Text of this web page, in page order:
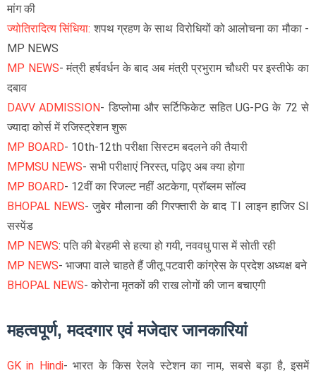
मांग की
ज्योतिरादित्य सिंधिया: शपथ ग्रहण के साथ विरोधियों को आलोचना का मौका -
MP NEWS
MP NEWS- मंत्री हर्षवर्धन के बाद अब मंत्री प्रभुराम चौधरी पर इस्तीफे का
दबाव
DAVV ADMISSION- डिप्लोमा और सर्टिफिकेट सहित UG-PG के 72 से
ज्यादा कोर्स में रजिस्ट्रेशन शुरू
MP BOARD- 10th-12th परीक्षा सिस्टम बदलने की तैयारी
MPMSU NEWS- सभी परीक्षाएं निरस्त, पढ़िए अब क्या होगा
MP BOARD- 12वीं का रिजल्ट नहीं अटकेगा, प्रॉब्लम सॉल्व
BHOPAL NEWS- जुबेर मौलाना की गिरफ्तारी के बाद TI लाइन हाजिर SI
सस्पेंड
MP NEWS: पति की बेरहमी से हत्या हो गयी, नववधु पास में सोती रही
MP NEWS- भाजपा वाले चाहते हैं जीतू पटवारी कांग्रेस के प्रदेश अध्यक्ष बने
BHOPAL NEWS- कोरोना मृतकों की राख लोगों की जान बचाएगी
महत्वपूर्ण, मददगार एवं मजेदार जानकारियां
GK in Hindi-भारत के किस रेलवे स्टेशन का नाम, सबसे बड़ा है, इसमें